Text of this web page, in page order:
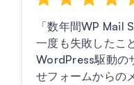
「数年間WP Mail
一度も失敗したこ
WordPress駆動の
せフォームからの